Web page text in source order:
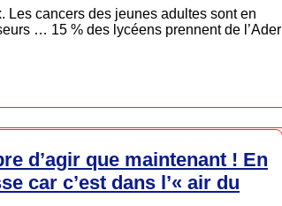
Les cancers des jeunes adultes sont en
… 15 % des lycéens prennent de l’Ader
d’agir que maintenant ! En
car c’est dans l’« air du